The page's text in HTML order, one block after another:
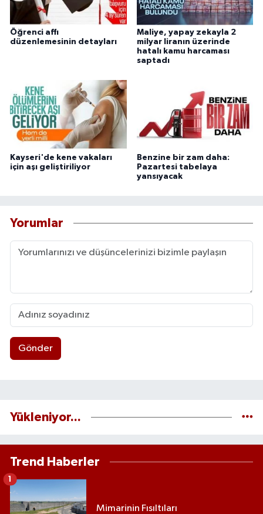
Öğrenci affı
düzenlemesinin detayları
Maliye, yapay zekayla 2
milyar liranın üzerinde
hatalı kamu harcaması
saptadı
Kayseri'de kene vakaları
için aşı geliştiriliyor
Benzine bir zam daha:
Pazartesi tabelaya
yansıyacak
Yorumlar
Gönder
Yükleniyor...
Trend Haberler
Mimarinin Fısıltıları
1